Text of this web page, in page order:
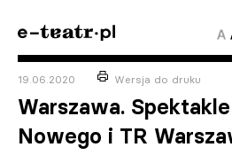
19.06.2020 Wersja do druku
Warszawa.
Nowego i TR